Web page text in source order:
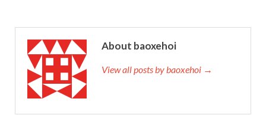
About baoxehoi
View all posts by baoxehoi →